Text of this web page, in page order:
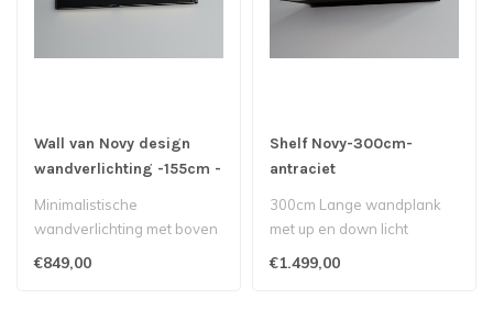
Wall van Novy design
wandverlichting -155cm -
Minimalistische
wandverlichting met boven
€849,00
Shelf Novy-300cm-
antraciet
300cm Lange wandplank
met up en down licht
€1.499,00